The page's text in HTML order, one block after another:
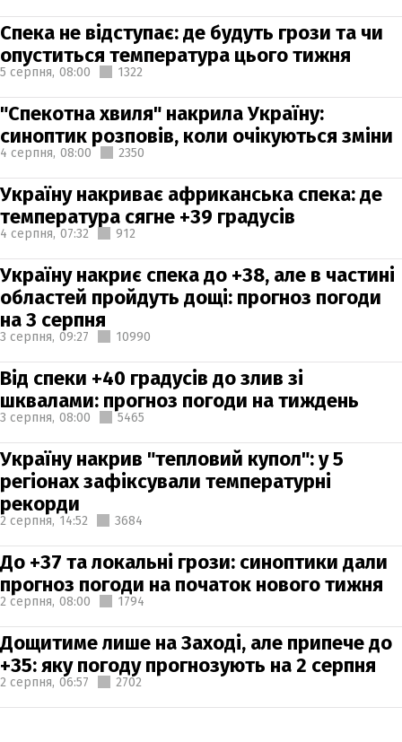
Спека не відступає: де будуть грози та чи
опуститься температура цього тижня
5 серпня, 08:00 1322
"Спекотна хвиля" накрила Україну:
синоптик розповів, коли очікуються зміни
4 серпня, 08:00 2350
Україну накриває африканська спека: де
температура сягне +39 градусів
4 серпня, 07:32 912
Україну накриє спека до +38, але в частині
областей пройдуть дощі: прогноз погоди
на 3 серпня
3 серпня, 09:27 10990
Від спеки +40 градусів до злив зі
шквалами: прогноз погоди на тиждень
3 серпня, 08:00 5465
Україну накрив "тепловий купол": у 5
регіонах зафіксували температурні
рекорди
2 серпня, 14:52 3684
До +37 та локальні грози: синоптики дали
прогноз погоди на початок нового тижня
2 серпня, 08:00 1794
Дощитиме лише на Заході, але припече до
+35: яку погоду прогнозують на 2 серпня
2 серпня, 06:57 2702